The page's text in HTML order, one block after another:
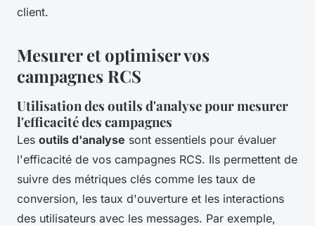
client.
Mesurer et optimiser vos
campagnes RCS
Utilisation des outils d'analyse pour mesurer
l'efficacité des campagnes
Les outils d'analyse sont essentiels pour évaluer
l'efficacité de vos campagnes RCS. Ils permettent de
suivre des métriques clés comme les taux de
conversion, les taux d'ouverture et les interactions
des utilisateurs avec les messages. Par exemple,